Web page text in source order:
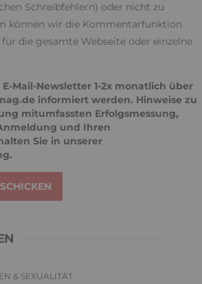
Schreibfehlern) oder nicht zu
können wir die Kommentarfunktion
die gesamte Webseite oder einzelne
Mail-Newsletter 1-2x monatlich über
informiert werden. Hinweise zu
mitumfassten Erfolgsmessung,
und Ihren
Sie in unserer
.
& SEXUALITÄT